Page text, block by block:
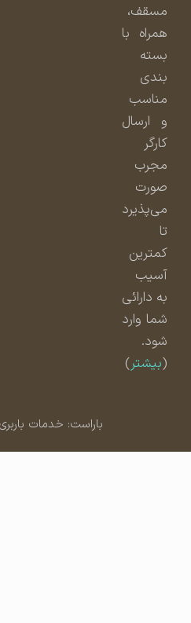
مسقف،
همراه با
بسته
بندی
مناسب
و ارسال
مجرب
صورت
می‌پذیرد
کمترین
آسیب
به دارائی
شما وارد
شود.
بیشتر)
باراست: خدمات باربری